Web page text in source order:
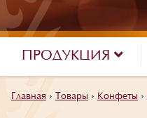
ПРОДУКЦИЯ
Главная › Товары › Конфеты ›